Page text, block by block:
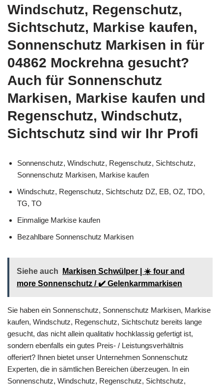
Windschutz, Regenschutz,
Sichtschutz, Markise kaufen,
Sonnenschutz Markisen in für
04862 Mockrehna gesucht?
Auch für Sonnenschutz
Markisen, Markise kaufen und
Regenschutz, Windschutz,
Sichtschutz sind wir Ihr Profi
Sonnenschutz, Windschutz, Regenschutz, Sichtschutz,
Sonnenschutz Markisen, Markise kaufen
Windschutz, Regenschutz, Sichtschutz DZ, EB, OZ, TDO,
TG, TO
Einmalige Markise kaufen
Bezahlbare Sonnenschutz Markisen
Siehe auch
Markisen Schwülper | ☀️ four and
more Sonnenschutz / ✔️ Gelenkarmmarkisen
Sie haben ein Sonnenschutz, Sonnenschutz Markisen, Markise
kaufen, Windschutz, Regenschutz, Sichtschutz bereits lange
gesucht, das nicht allein qualitativ hochklassig gefertigt ist,
sondern ebenfalls ein gutes Preis- / Leistungsverhältnis
offeriert? Ihnen bietet unser Unternehmen Sonnenschutz
Experten, die in sämtlichen Bereichen überzeugen. In ein
Sonnenschutz, Windschutz, Regenschutz, Sichtschutz,